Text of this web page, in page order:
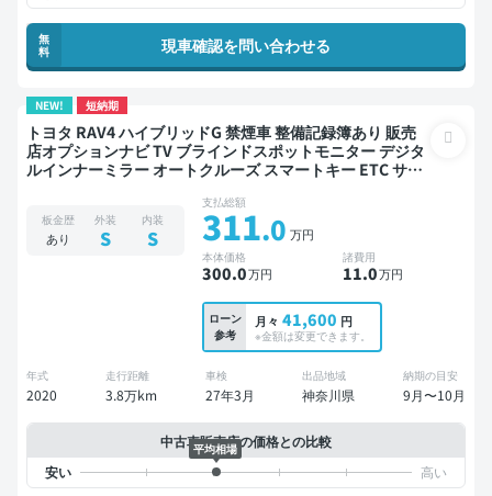
無
料
現車確認を問い合わせる
NEW! 短納期
トヨタ RAV4 ハイブリッドG 禁煙車 整備記録簿あり 販売
店オプションナビ TV ブラインドスポットモニター デジタ
ルインナーミラー オートクルーズ スマートキー ETC サン
板金歴
あり
外装
S
内装
S
支払総額
311.0 万円
本体価格
300.0万円
諸費用
11.0万円
ローン
参考
月々 41,600 円
※金額は変更できます。
年式
2020
走行距離
3.8万km
車検
27年3月
出品地域
神奈川県
納期の目安
9月〜10月
中古車販売店の価格との比較
平均相場